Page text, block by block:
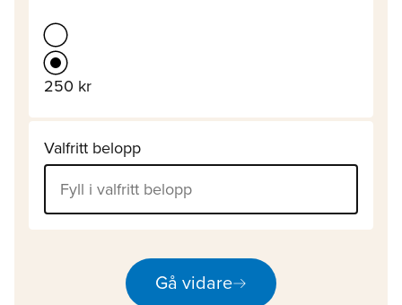
250 kr
Valfritt belopp
Gå vidarearrow_right_alt